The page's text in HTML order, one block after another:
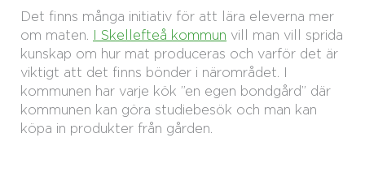
Det finns många initiativ för att lära eleverna mer
om maten. I Skellefteå kommun vill man vill sprida
kunskap om hur mat produceras och varför det är
viktigt att det finns bönder i närområdet. I
kommunen har varje kök ”en egen bondgård” där
kommunen kan göra studiebesök och man kan
köpa in produkter från gården.